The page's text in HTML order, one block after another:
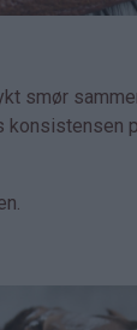
smør